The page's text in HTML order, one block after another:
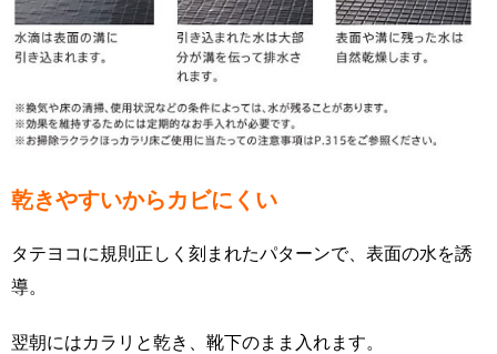
乾きやすいからカビにくい
タテヨコに規則正しく刻まれたパターンで、表面の水を誘
導。
翌朝にはカラリと乾き、靴下のまま入れます。